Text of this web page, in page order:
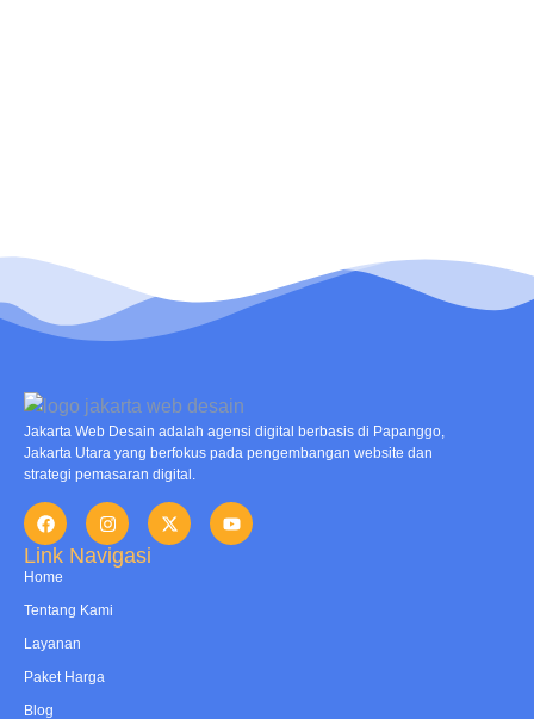
Jakarta Web Desain adalah agensi digital berbasis di Papanggo,
Jakarta Utara yang berfokus pada pengembangan website dan
strategi pemasaran digital.
Link Navigasi
Home
Tentang Kami
Layanan
Paket Harga
Blog